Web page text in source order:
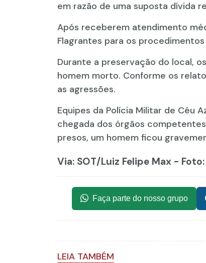
em razão de uma suposta dívida
Após receberem atendimento
Flagrantes para os
Durante a preservação do local,
homem morto. Conforme os
as agressões.
Equipes da Polícia Militar de Céu
chegada dos órgãos
presos, um homem ficou
Via: SOT/Luiz Felipe Max -
Faça parte do nosso grupo
LEIA TAMBÉM